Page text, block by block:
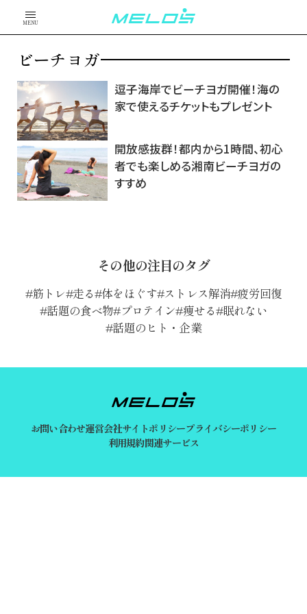
MENU
ビーチヨガ
逗子海岸でビーチヨガ開催！海の
家で使えるチケットもプレゼント
開放感抜群！都内から1時間、初心
者でも楽しめる湘南ビーチヨガの
すすめ
その他の注目のタグ
筋トレ 走る 体をほぐす ストレス解消 疲労回復
話題の食べ物 プロテイン 痩せる 眠れない
話題のヒト・企業
お問い合わせ運営会社サイトポリシープライバシーポリシー
利用規約関連サービス